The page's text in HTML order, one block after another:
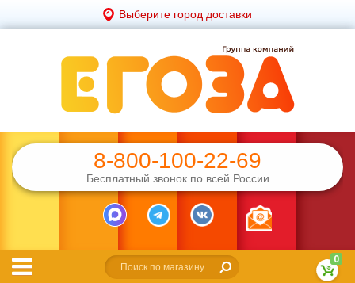
Выберите город доставки
8-800-100-22-69
Бесплатный звонок по всей России
0